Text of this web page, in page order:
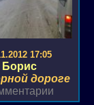
17:05
Борис
дороге